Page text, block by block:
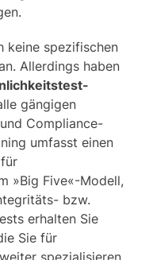
keine spezifischen
Allerdings haben
gängigen
Compliance-
umfasst einen
»Big Five«-Modell,
bzw.
erhalten Sie
Sie für
spezialisieren